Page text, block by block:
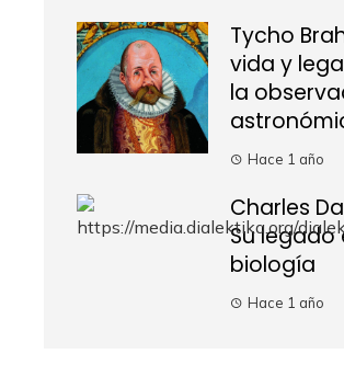
Tycho
vida y
la
Hace 1 año
Charles
Su legado
biología
Hace 1 año